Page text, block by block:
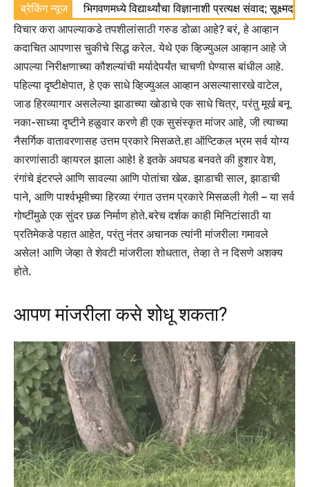
ब्रेकिंग न्यूज भिगवणमध्ये विद्यार्थ्यांचा विज्ञानाशी प्रत्यक्ष संवाद;
विचार करा आपल्याकडे तपशीलांसाठी गरुड डोळा आहे? बरं, हे आव्हान
कदाचित आपणास चुकीचे सिद्ध करेल. येथे एक व्हिज्युअल आव्हान आहे जे
आपल्या निरीक्षणाच्या कौशल्यांची मर्यादेपर्यंत चाचणी घेण्यास बांधील आहे.
पहिल्या दृष्टीक्षेपात, हे एक साधे व्हिज्युअल आव्हान असल्यासारखे वाटेल,
जाड हिरव्यागार असलेल्या झाडाच्या खोडाचे एक साधे चित्र, परंतु मूर्ख बनू
नका-साध्या दृष्टीने हळुवार करणे ही एक सुसंस्कृत मांजर आहे, जी त्याच्या
नैसर्गिक वातावरणासह उत्तम प्रकारे मिसळते.हा ऑप्टिकल भ्रम सर्व योग्य
कारणांसाठी व्हायरल झाला आहे! हे इतके अवघड बनवते की हुशार वेश,
रंगांचे इंटरप्ले आणि सावल्या आणि पोतांचा खेळ. झाडाची साल, झाडाची
पाने, आणि पार्श्वभूमीच्या हिरव्या रंगात उत्तम प्रकारे मिसळली गेली – या सर्व
गोष्टींमुळे एक सुंदर छळ निर्माण होते.बरेच दर्शक काही मिनिटांसाठी या
प्रतिमेकडे पहात आहेत, परंतु नंतर अचानक त्यांनी मांजरीला गमावले
असेल! आणि जेव्हा ते शेवटी मांजरीला शोधतात, तेव्हा ते न दिसणे अशक्य
होते.
आपण मांजरीला कसे शोधू शकता?